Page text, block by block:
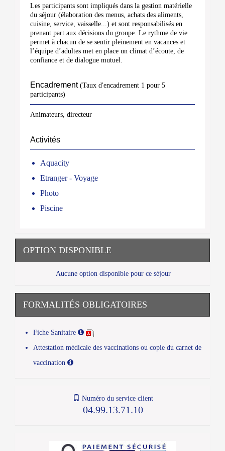
Les participants sont impliqués dans la gestion matérielle
du séjour (élaboration des menus, achats des aliments,
cuisine, service, vaisselle...) et sont responsabilisés en
prenant part aux décisions du groupe. Le rythme de vie
permet à chacun de se sentir pleinement en vacances et
l’équipe d’adultes met en place un climat d’écoute, de
confiance et de dialogue mutuel.
Encadrement (Taux d'encadrement 1 pour 5
participants)
Animateurs, directeur
Activités
Aquacity
Etranger - Voyage
Photo
Piscine
OPTION DISPONIBLE
Aucune option disponible pour ce séjour
FORMALITÉS OBLIGATOIRES
Fiche Sanitaire
Attestation médicale des vaccinations ou copie du carnet de
vaccination
Numéro du service client
04.99.13.71.10